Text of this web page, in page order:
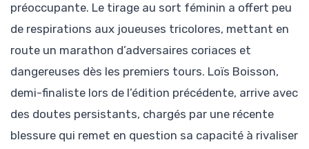
préoccupante. Le tirage au sort féminin a offert peu
de respirations aux joueuses tricolores, mettant en
route un marathon d’adversaires coriaces et
dangereuses dès les premiers tours. Loïs Boisson,
demi-finaliste lors de l’édition précédente, arrive avec
des doutes persistants, chargés par une récente
blessure qui remet en question sa capacité à rivaliser